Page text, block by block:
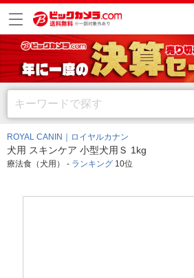
ROYAL CANIN｜ロイヤルカナン
犬用 スキンケア 小型犬用Ｓ 1kg
療法食（犬用） - ランキング 10位